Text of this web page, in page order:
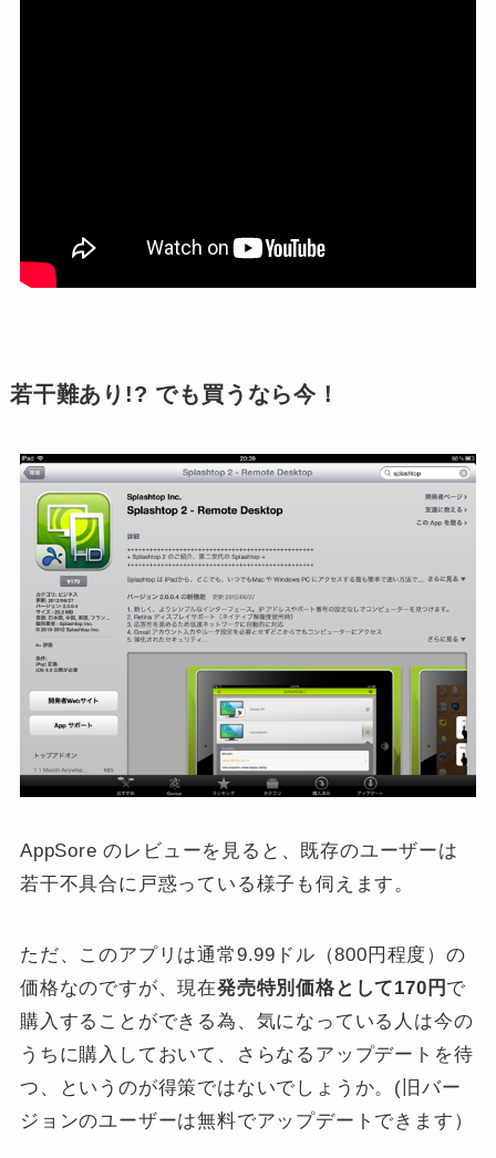
若干難あり!? でも買うなら今！
AppSore のレビューを見ると、既存のユーザーは
若干不具合に戸惑っている様子も伺えます。
ただ、このアプリは通常9.99ドル（800円程度）の
価格なのですが、現在発売特別価格として170円 で
購入することができる為、気になっている人は今の
うちに購入しておいて、さらなるアップデートを待
つ、というのが得策ではないでしょうか。(旧バー
ジョンのユーザーは無料でアップデートできます）